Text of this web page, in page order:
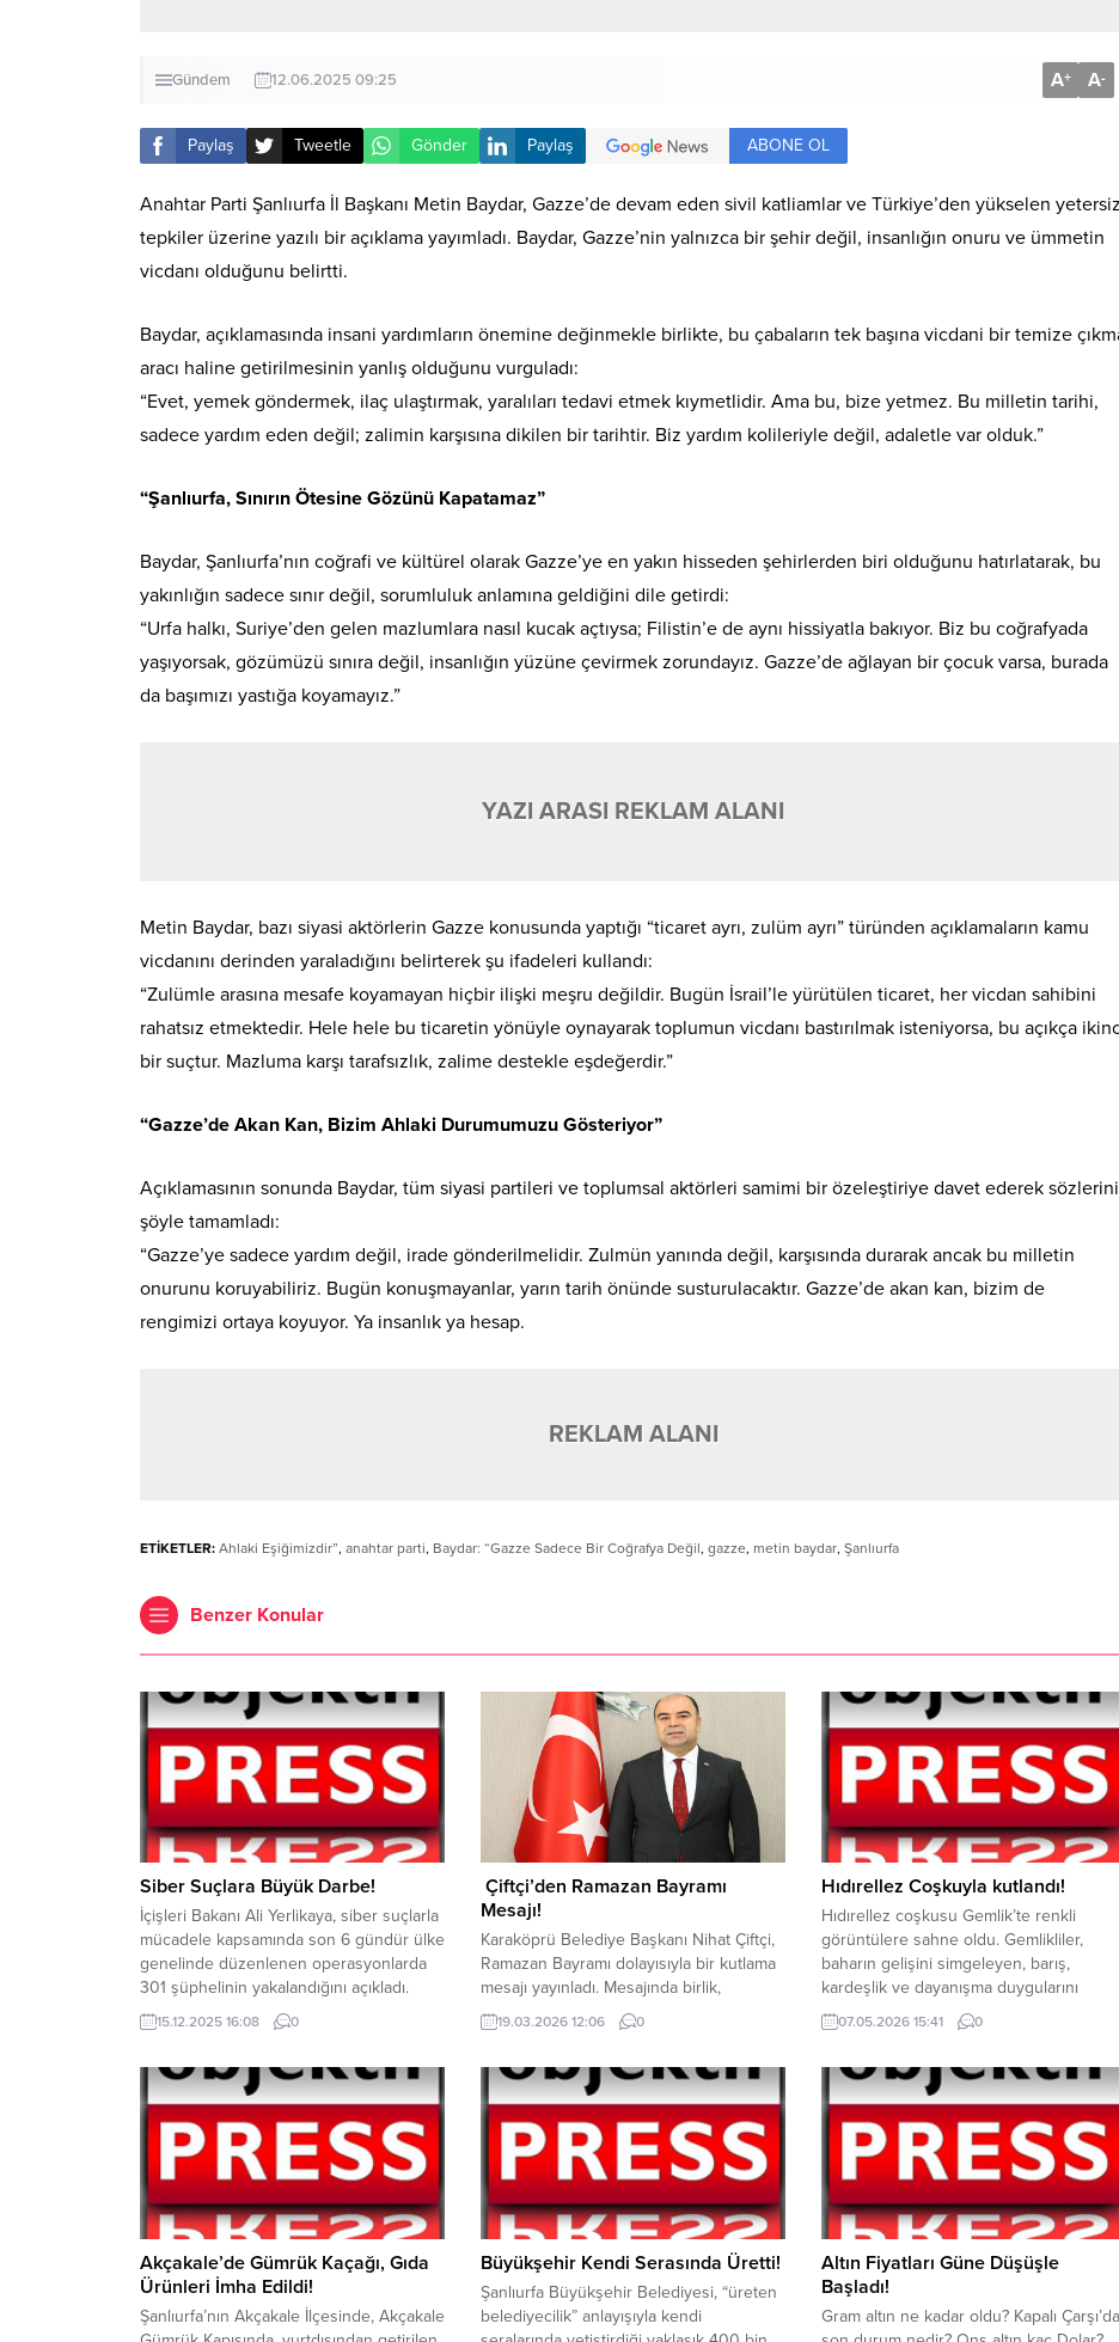
Gündem 12.06.2025 09:25 A+ A-
Paylaş Tweetle Gönder Paylaş ABONE OL
Anahtar Parti Şanlıurfa İl Başkanı Metin Baydar, Gazze’de devam eden sivil katliamlar ve Türkiye’den yükselen yetersiz
tepkiler üzerine yazılı bir açıklama yayımladı. Baydar, Gazze’nin yalnızca bir şehir değil, insanlığın onuru ve ümmetin
vicdanı olduğunu belirtti.
Baydar, açıklamasında insani yardımların önemine değinmekle birlikte, bu çabaların tek başına vicdani bir temize
aracı haline getirilmesinin yanlış olduğunu vurguladı:
“Evet, yemek göndermek, ilaç ulaştırmak, yaralıları tedavi etmek kıymetlidir. Ama bu, bize yetmez. Bu milletin tarihi,
sadece yardım eden değil; zalimin karşısına dikilen bir tarihtir. Biz yardım kolileriyle değil, adaletle var olduk.”
“Şanlıurfa, Sınırın Ötesine Gözünü Kapatamaz”
Baydar, Şanlıurfa’nın coğrafi ve kültürel olarak Gazze’ye en yakın hisseden şehirlerden biri olduğunu hatırlatarak, bu
yakınlığın sadece sınır değil, sorumluluk anlamına geldiğini dile getirdi:
“Urfa halkı, Suriye’den gelen mazlumlara nasıl kucak açtıysa; Filistin’e de aynı hissiyatla bakıyor. Biz bu coğrafyada
yaşıyorsak, gözümüzü sınıra değil, insanlığın yüzüne çevirmek zorundayız. Gazze’de ağlayan bir çocuk varsa, burada
da başımızı yastığa koyamayız.”
YAZI ARASI REKLAM ALANI
Metin Baydar, bazı siyasi aktörlerin Gazze konusunda yaptığı “ticaret ayrı, zulüm ayrı” türünden açıklamaların kamu
vicdanını derinden yaraladığını belirterek şu ifadeleri kullandı:
“Zulümle arasına mesafe koyamayan hiçbir ilişki meşru değildir. Bugün İsrail’le yürütülen ticaret, her vicdan sahibini
rahatsız etmektedir. Hele hele bu ticaretin yönüyle oynayarak toplumun vicdanı bastırılmak isteniyorsa, bu açıkça
bir suçtur. Mazluma karşı tarafsızlık, zalime destekle eşdeğerdir.”
“Gazze’de Akan Kan, Bizim Ahlaki Durumumuzu Gösteriyor”
Açıklamasının sonunda Baydar, tüm siyasi partileri ve toplumsal aktörleri samimi bir özeleştiriye davet ederek sözlerini
şöyle tamamladı:
“Gazze’ye sadece yardım değil, irade gönderilmelidir. Zulmün yanında değil, karşısında durarak ancak bu milletin
onurunu koruyabiliriz. Bugün konuşmayanlar, yarın tarih önünde susturulacaktır. Gazze’de akan kan, bizim de
rengimizi ortaya koyuyor. Ya insanlık ya hesap.
REKLAM ALANI
ETİKETLER: Ahlaki Eşiğimizdir”, anahtar parti, Baydar: “Gazze Sadece Bir Coğrafya Değil, gazze, metin baydar, Şanlıurfa
Benzer Konular
Siber Suçlara Büyük Darbe!
İçişleri Bakanı Ali Yerlikaya, siber suçlarla
mücadele kapsamında son 6 gündür ülke
genelinde düzenlenen operasyonlarda
301 şüphelinin yakalandığını açıkladı.
Operasyonlarla çocuk müstehcenliği,
dolandırıcılık ve yasa dışı bahis gibi
manevi zarara uğramasının önüne
geçildi. Bakan Yerlikaya’nın verdiği
bilgilere göre, 55 il merkezli olarak
yürütülen “Çevrim İçi...
15.12.2025 16:08 0
Çiftçi’den Ramazan Bayramı
Mesajı!
Karaköprü Belediye Başkanı Nihat Çiftçi,
Ramazan Bayramı dolayısıyla bir kutlama
mesajı yayınladı. Mesajında birlik,
beraberlik ve dayanışma vurgusu yapan
Başkan Çiftçi, tüm vatandaşların
belirtti. Toplumsal birlikteliğin, paylaşma
ve dayanışmanın en güçlü şekilde
hissedildiği Ramazan Bayramı, gönülleri
birleştiren müstesna günler arasında yer
alıyor. Bu kapsamda Karaköprü...
19.03.2026 12:06 0
Hıdırellez Coşkuyla kutlandı!
Hıdırellez coşkusu Gemlik’te renkli
görüntülere sahne oldu. Gemlikliler,
baharın gelişini simgeleyen, barış,
kardeşlik ve dayanışma duygularını
pekiştiren kutlamalarda bir araya geldiler.
Akşam saatlerinde başlayan programda
aileler müzikler eşliğinde eğlenirken,
yöresel dans gösterileri büyük ilgi
Geleneksel Hıdırellez ritüellerinden biri
olan ateş yakılmasıyla birlikte vatandaşlar
baharın...
07.05.2026 15:41 0
Akçakale’de Gümrük Kaçağı, Gıda
Ürünleri İmha Edildi!
Şanlıurfa’nın Akçakale İlçesinde, Akçakale
Büyükşehir Kendi Serasında Üretti!
Şanlıurfa Büyükşehir Belediyesi, “üreten
belediyecilik” anlayışıyla kendi
Altın Fiyatları Güne Düşüşle
Başladı!
Gram altın ne kadar oldu? Kapalı Çarşı’da